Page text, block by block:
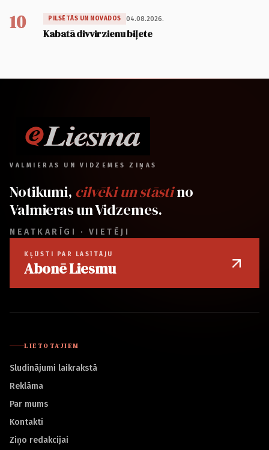
10 PILSĒTĀS UN NOVADOS 04.08.2026.
Kabatā divvirzienu biļete
VALMIERAS UN VIDZEMES ZIŅAS
Notikumi, cilvēki un stāstino
Valmieras un Vidzemes.
NEATKARĪGI · VIETĒJI
KĻŪSTI PAR LASĪTĀJU
Abonē Liesmu
LIETOTĀJIEM
Sludinājumi laikrakstā
Reklāma
Par mums
Kontakti
Ziņo redakcijai